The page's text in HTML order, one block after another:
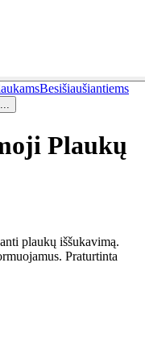
Besišiaušiantiems
...
Plaukų
plaukų iššukavimą.
Praturtinta